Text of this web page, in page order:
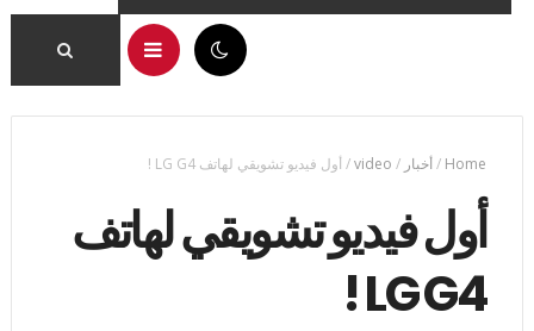
Home
/أخبار /
video
/ أول فيديو تشويقي لهاتف LG G4 !
أول فيديو تشويقي لهاتف
LG G4 !